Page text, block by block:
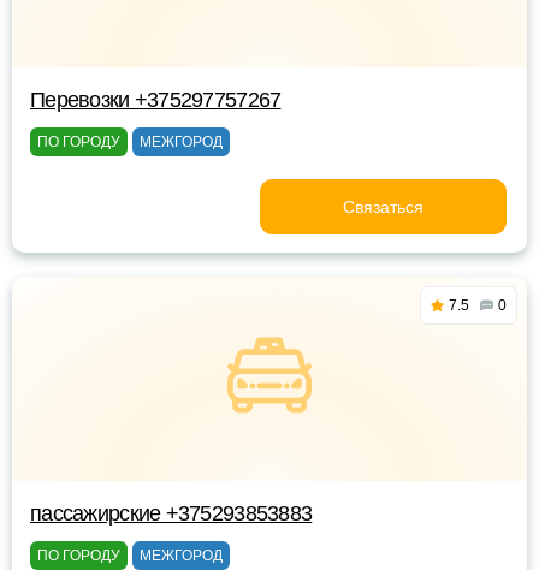
Перевозки +375297757267
ПО ГОРОДУ МЕЖГОРОД
Связаться
7.5 0
пассажирские +375293853883
ПО ГОРОДУ МЕЖГОРОД